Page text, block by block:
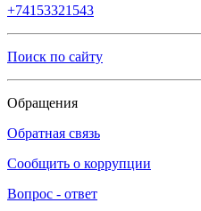
+74153321543
Поиск по сайту
Обращения
Обратная связь
Сообщить о коррупции
Вопрос - ответ